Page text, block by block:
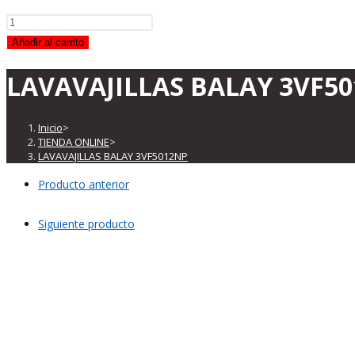
LAVAVAJILLAS
BALAY
cantidad
Añadir al carrito
LAVAVAJILLAS BALAY
Inicio>
TIENDA ONLINE>
LAVAVAJILLAS BALAY 3VF5012NP
Producto anterior
Siguiente producto